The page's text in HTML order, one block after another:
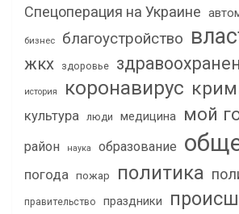
Спецоперация на Украине
бизнес благоустройство
жкх здоровье
история коронавирус
культура люди медицина мой
район
наука образование
погода пожар политика
правительство праздники